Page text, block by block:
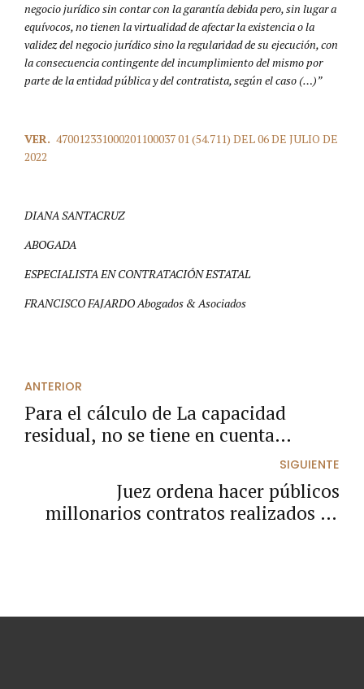
negocio jurídico sin contar con la garantía debida pero, sin lugar a
equívocos, no tienen la virtualidad de afectar la existencia o la
validez del negocio jurídico sino la regularidad de su ejecución, con
la consecuencia contingente del incumplimiento del mismo por
parte de la entidad pública y del contratista, según el caso (…)”
VER. 470012331000201100037 01 (54.711) DEL 06 DE JULIO DE
2022
DIANA SANTACRUZ
ABOGADA
ESPECIALISTA EN CONTRATACIÓN ESTATAL
FRANCISCO FAJARDO Abogados & Asociados
ANTERIOR
Para el cálculo de La capacidad
residual, no se tiene en cuenta
contratos en proceso de liquidación.
SIGUIENTE
Juez ordena hacer públicos
millonarios contratos realizados en